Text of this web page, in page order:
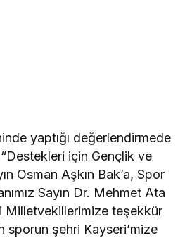
yaptığı değerlendirmede
için Gençlik ve
Osman Aşkın Bak’a, Spor
Sayın Dr. Mehmet Ata
Milletvekillerimize teşekkür
sporun şehri Kayseri’mize